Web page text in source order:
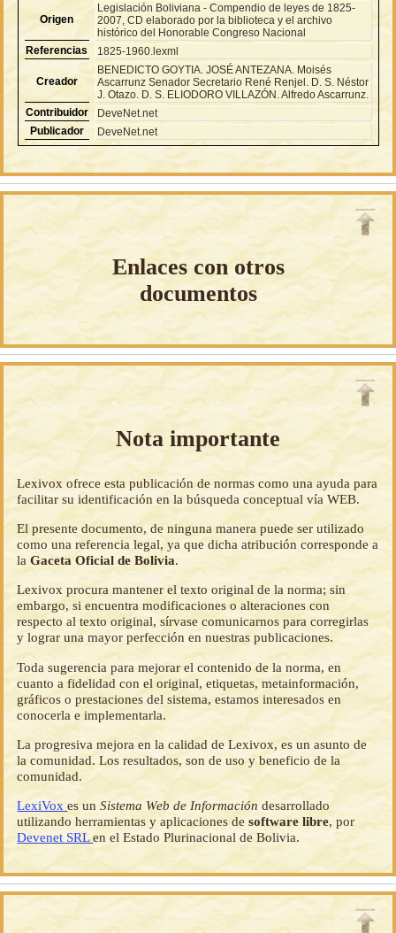
Origen
Legislación Boliviana - Compendio de leyes de 1825-
2007, CD elaborado por la biblioteca y el archivo
histórico del Honorable Congreso Nacional
Referencias
1825-1960.lexml
Creador
BENEDICTO GOYTIA. JOSÉ ANTEZANA. Moisés
Ascarrunz Senador Secretario René Renjel. D. S. Néstor
J. Otazo. D. S. ELIODORO VILLAZÓN. Alfredo Ascarrunz.
Contribuidor
DeveNet.net
Publicador
DeveNet.net
Enlaces con otros
documentos
Nota importante
Lexivox ofrece esta publicación de normas como una ayuda para
facilitar su identificación en la búsqueda conceptual vía WEB.
El presente documento, de ninguna manera puede ser utilizado
como una referencia legal, ya que dicha atribución corresponde a
laGaceta Oficial de Bolivia.
Lexivox procura mantener el texto original de la norma; sin
embargo, si encuentra modificaciones o alteraciones con
respecto al texto original, sírvase comunicarnos para corregirlas
y lograr una mayor perfección en nuestras publicaciones.
Toda sugerencia para mejorar el contenido de la norma, en
cuanto a fidelidad con el original, etiquetas, metainformación,
gráficos o prestaciones del sistema, estamos interesados en
conocerla e implementarla.
La progresiva mejora en la calidad de Lexivox, es un asunto de
la comunidad. Los resultados, son de uso y beneficio de la
comunidad.
LexiVoxes unSistema Web de Información desarrollado
utilizando herramientas y aplicaciones desoftware libre, por
Devenet SRLen el Estado Plurinacional de Bolivia.